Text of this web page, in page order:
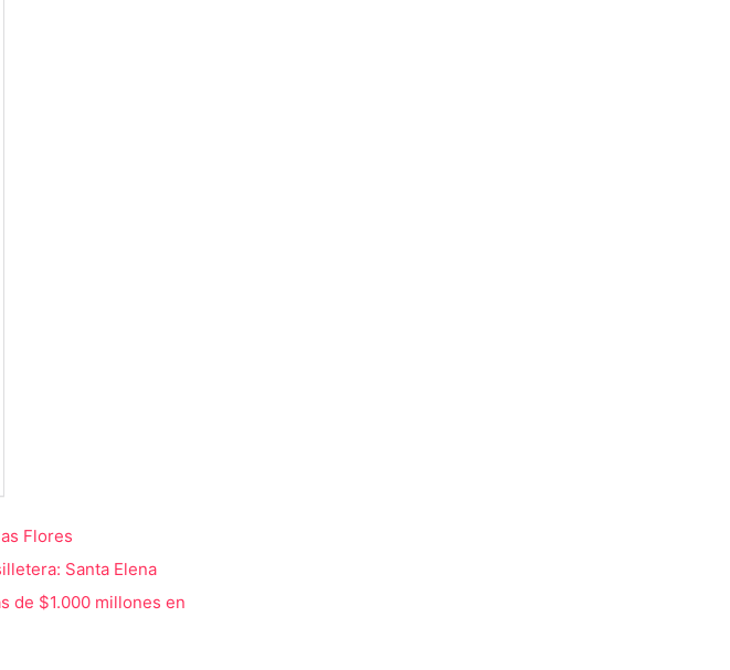
Flores
Santa Elena
de $1.000 millones en